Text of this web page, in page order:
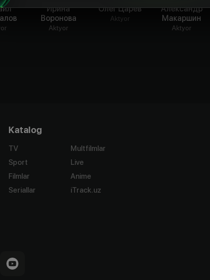
Ирина
Воронова
Aktyor
Олег Царев
Aktyor
Александр
Макаршин
Aktyor
Katalog
TV
Sport
Filmlar
Seriallar
Multfilmlar
Live
Anime
iTrack.uz